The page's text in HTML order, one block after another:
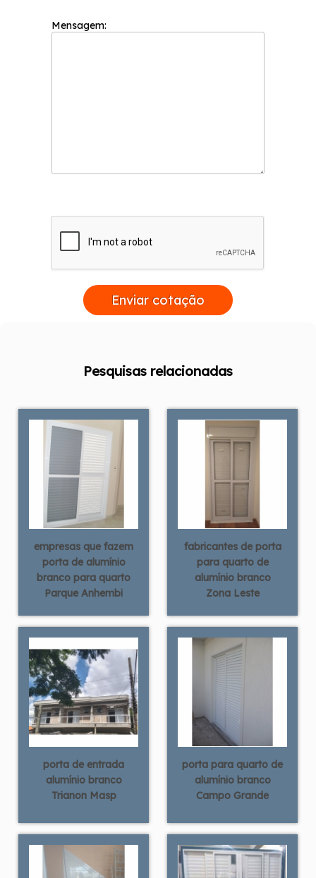
Mensagem:
Enviar cotação
Pesquisas relacionadas
empresas que fazem
porta de alumínio
branco para quarto
Parque Anhembi
fabricantes de porta
para quarto de
alumínio branco
Zona Leste
porta de entrada
alumínio branco
Trianon Masp
porta para quarto de
alumínio branco
Campo Grande